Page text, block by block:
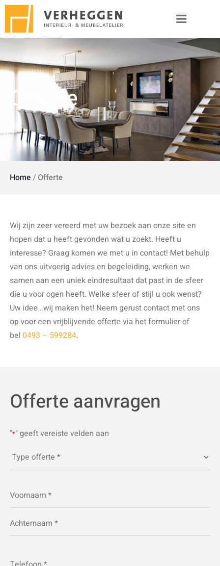
Offerte
Home / Offerte
Wij zijn zeer vereerd met uw bezoek aan onze site en
hopen dat u heeft gevonden wat u zoekt. Heeft u
interesse? Graag komen we met u in contact! Met behulp
van ons uitvoerig advies en begeleiding, werken we
samen aan een uniek eindresultaat dat past in de sfeer
die u voor ogen heeft. Welke sfeer of stijl u ook wenst?
Uw idee…wij maken het! Neem gerust contact met ons
op voor een vrijblijvende offerte via het formulier of
bel 0493 – 599284.
Offerte aanvragen
"*" geeft vereiste velden aan
Type
offerte
Naam
Telefoon